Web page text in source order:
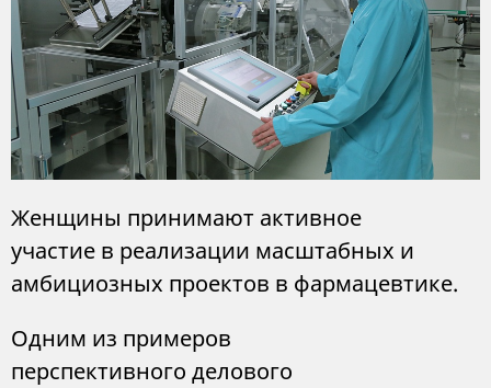
Женщины принимают активное
участие в реализации масштабных и
амбициозных проектов в фармацевтике.
Одним из примеров
перспективного делового